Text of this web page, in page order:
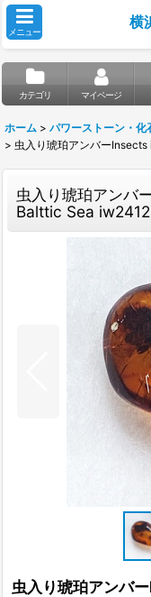
メニュー
横
カテゴリ マイページ
ホーム > パワーストーン・化
> 虫入り琥珀アンバー
虫入り琥珀アンバ
Balttic Sea
虫入り琥珀アンバ